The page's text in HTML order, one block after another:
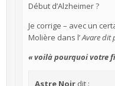
Début d’Alzheimer ?
Je corrige – avec un
Molière dans l’Avaredit
« voilà pourquoi votre
Astre Noir dit :